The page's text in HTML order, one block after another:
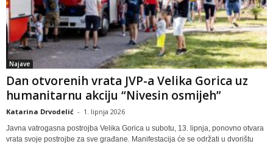
Najave
Dan otvorenih vrata JVP-a Velika Gorica uz
humanitarnu akciju “Nivesin osmijeh”
Katarina Drvodelić - 1. lipnja 2026
Javna vatrogasna postrojba Velika Gorica u subotu, 13. lipnja, ponovno otvara
vrata svoje postrojbe za sve građane. Manifestacija će se održati u dvorištu